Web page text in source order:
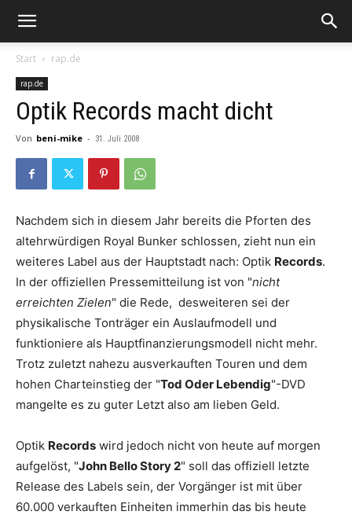
Start rap.de
rap.de
Optik Records macht dicht
Von beni-mike - 31. Juli 2008
Nachdem sich in diesem Jahr bereits die Pforten des
altehrwürdigen Royal Bunker schlossen, zieht nun ein
weiteres Label aus der Hauptstadt nach: Optik Records.
In der offiziellen Pressemitteilung ist von "nicht
erreichten Zielen" die Rede, desweiteren sei der
physikalische Tonträger ein Auslaufmodell und
funktioniere als Hauptfinanzierungsmodell nicht mehr.
Trotz zuletzt nahezu ausverkauften Touren und dem
hohen Charteinstieg der "Tod Oder Lebendig"-DVD
mangelte es zu guter Letzt also am lieben Geld.
Optik Records wird jedoch nicht von heute auf morgen
aufgelöst, "John Bello Story 2" soll das offiziell letzte
Release des Labels sein, der Vorgänger ist mit über
60.000 verkauften Einheiten immerhin das bis heute